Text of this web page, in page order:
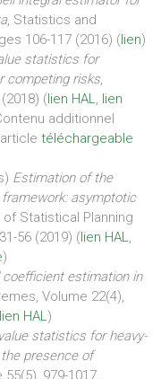
, Statistics and
106-117 (2016) (lien)
statistics for
competing risks,
(lien HAL, lien
additionnel
articletéléchargeable
Estimation of the
asymptotic
of Statistical Planning
56 (2019) (lien HAL,
)
coefficient estimation in
Volume 22(4),
lien HAL)
statistics for heavy-
presence of
979-1017,